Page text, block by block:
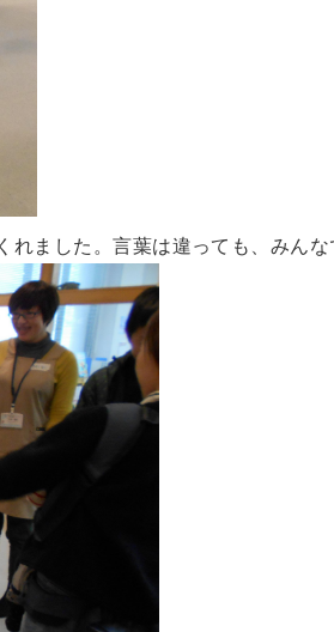
れました。言葉は違っても、みんな